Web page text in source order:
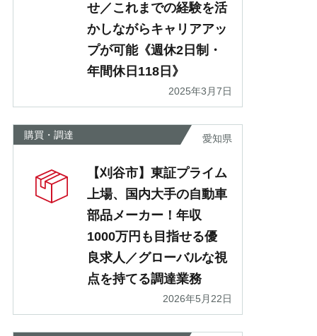
せ／これまでの経験を活
かしながらキャリアアッ
プが可能《週休2日制・
年間休日118日》
2025年3月7日
購買・調達 愛知県
【刈谷市】東証プライム
上場、国内大手の自動車
部品メーカー！年収
1000万円も目指せる優
良求人／グローバルな視
点を持てる調達業務
2026年5月22日